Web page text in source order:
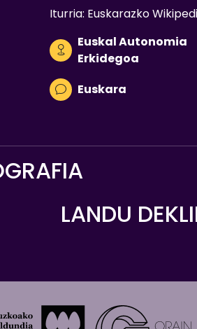
Iturria: Euskarazko
Euskal Autonomia
Erkidegoa
Euskara
LANDU